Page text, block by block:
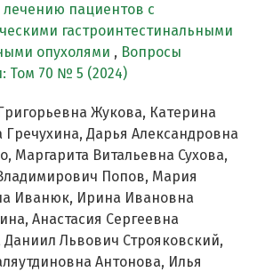
лечению пациентов с
гастроинтестинальными
опухолями , Вопросы
Том 70 № 5 (2024)
Жукова, Катерина
Гречухина, Дарья Александровна
Маргарита Витальевна Сухова,
Попов, Мария
Иванюк, Ирина Ивановна
Анастасия Сергеевна
Львович Строяковский,
Антонова, Илья